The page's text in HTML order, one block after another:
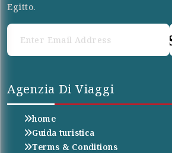
Egitto.
Agenzia Di Viaggi
home
Guida turistica
Terms & Conditions